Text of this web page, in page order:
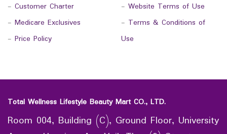
- Customer Charter
- Medicare Exclusives
- Price Policy
- Website Terms of Use
- Terms & Conditions of
Use
Total Wellness Lifestyle Beauty Mart CO., LTD.
Room 004, Building (C), Ground Floor, University